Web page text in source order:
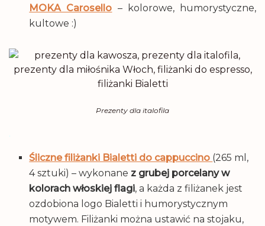
MOKA Carosello – kolorowe, humorystyczne,
kultowe :)
Prezenty dla italofila
.
Śliczne filiżanki Bialetti do cappuccino (265 ml,
4 sztuki) – wykonane z grubej porcelany w
kolorach włoskiej flagi, a każda z filiżanek jest
ozdobiona logo Bialetti i humorystycznym
motywem. Filiżanki można ustawić na stojaku,